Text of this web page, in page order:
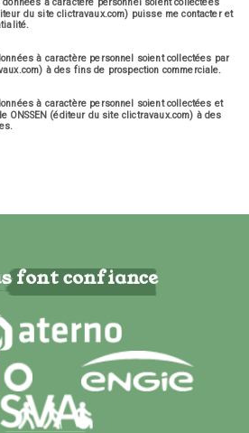
à caractère personnel soient collectées
du site clictravaux.com) puisse me contacter et
à caractère personnel soient collectées par
à des fins de prospection commerciale.
à caractère personnel soient collectées et
ONSSEN (éditeur du site clictravaux.com) à des
font confiance